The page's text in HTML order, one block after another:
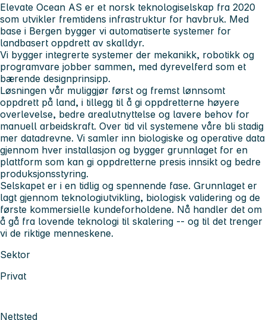
Elevate Ocean AS er et norsk teknologiselskap fra 2020
som utvikler fremtidens infrastruktur for havbruk. Med
base i Bergen bygger vi automatiserte systemer for
landbasert oppdrett av skalldyr.
Vi bygger integrerte systemer der mekanikk, robotikk og
programvare jobber sammen, med dyrevelferd som et
bærende designprinsipp.
Løsningen vår muliggjør først og fremst lønnsomt
oppdrett på land, i tillegg til å gi oppdretterne høyere
overlevelse, bedre arealutnyttelse og lavere behov for
manuell arbeidskraft. Over tid vil systemene våre bli stadig
mer datadrevne. Vi samler inn biologiske og operative data
gjennom hver installasjon og bygger grunnlaget for en
plattform som kan gi oppdretterne presis innsikt og bedre
produksjonsstyring.
Selskapet er i en tidlig og spennende fase. Grunnlaget er
lagt gjennom teknologiutvikling, biologisk validering og de
første kommersielle kundeforholdene. Nå handler det om
å gå fra lovende teknologi til skalering -- og til det trenger
vi de riktige menneskene.
Sektor
Privat
Nettsted